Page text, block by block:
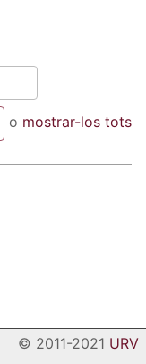
o mostrar-los tots
© 2011-2021 URV